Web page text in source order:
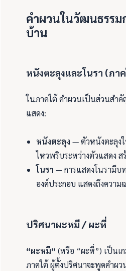
คำผวนในวัฒนธรรม
บ้าน
หนังตะลุงและโนรา (ภา
ในภาคใต้ คำผวนเป็นส่วนสำ
แสดง:
หนังตะลุง — ตัวหนังตะลุง
ไหวพริบระหว่างตัวแสดง
โนรา — การแสดงโนรามีบ
องค์ประกอบ แสดงถึงความ
ปริศนาผะหมี / ผะหี่
“ผะหมี” (หรือ “ผะหี่”) เป็น
ภาคใต้ ผู้ตั้งปริศนาจะพูดคำผว